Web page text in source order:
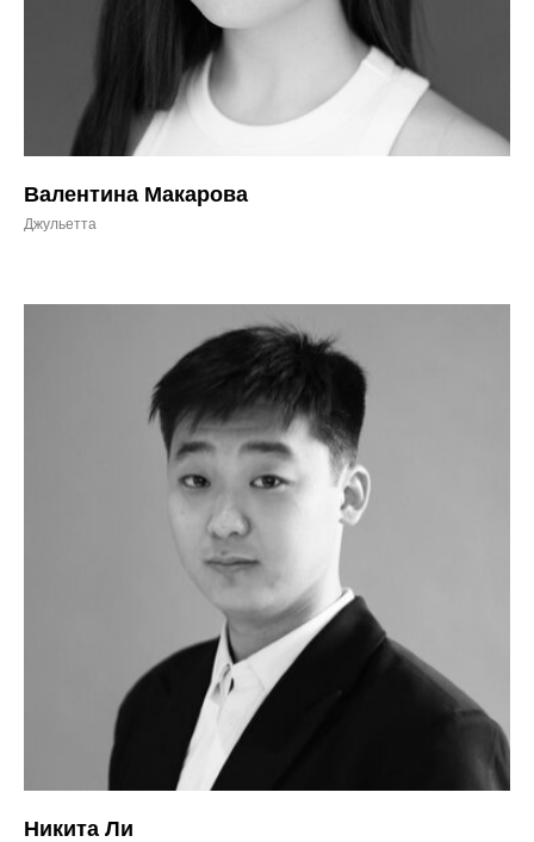
Валентина Макарова
Джульетта
Никита Ли